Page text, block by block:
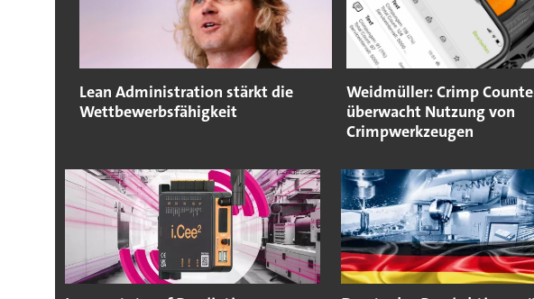
Lean Administration stärkt die
Wettbewerbsfähigkeit
Weidmüller: Crimp
überwacht Nutzung von
Crimpwerkzeugen